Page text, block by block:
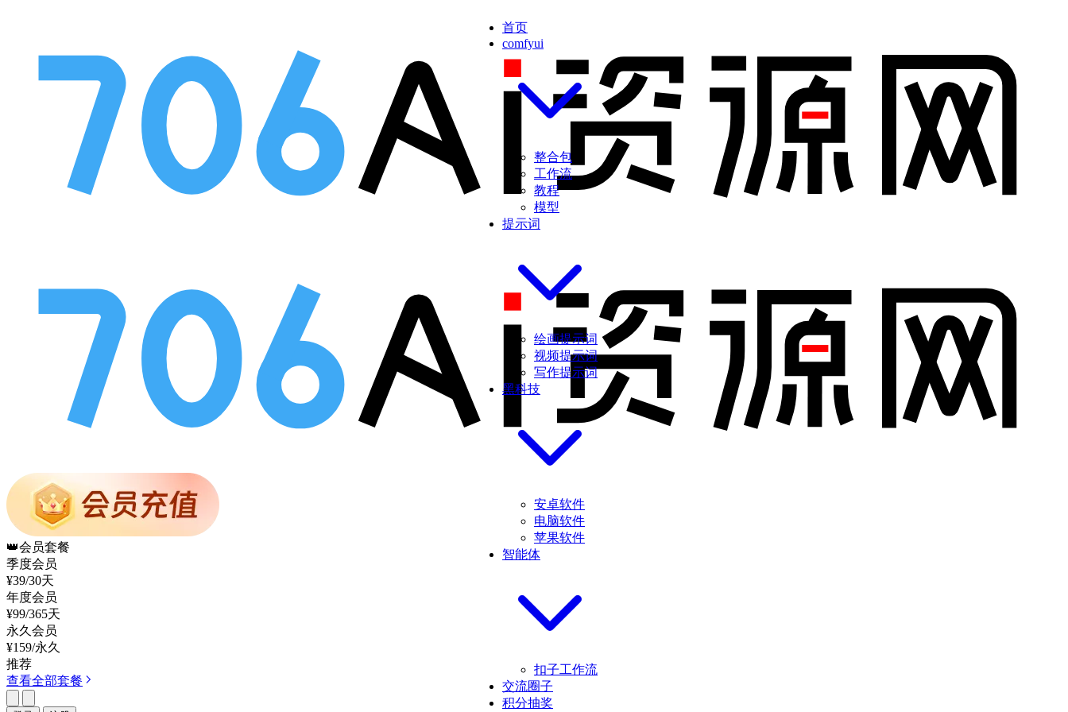
首页
comfyui
整合包
工作流
教程
模型
提示词
绘画提示词
视频提示词
写作提示词
黑科技
安卓软件
电脑软件
苹果软件
智能体
扣子工作流
交流圈子
积分抽奖
👑会员套餐
季度会员
¥39/30天
年度会员
¥99/365天
永久会员
¥159/永久
推荐
查看全部套餐